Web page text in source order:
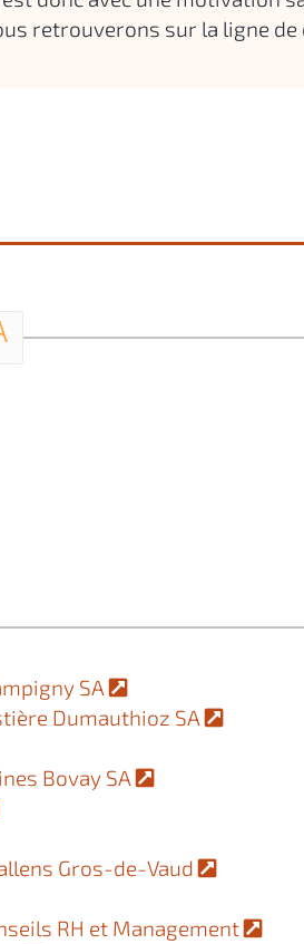
retrouverons sur la ligne de
SA
Dumauthioz SA
Bovay SA
Gros-de-Vaud
RH et Management